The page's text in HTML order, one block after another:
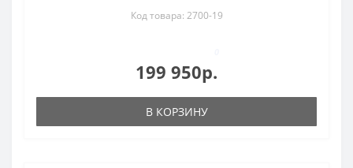
Код товара: 2700-19
199 950р.
В КОРЗИНУ